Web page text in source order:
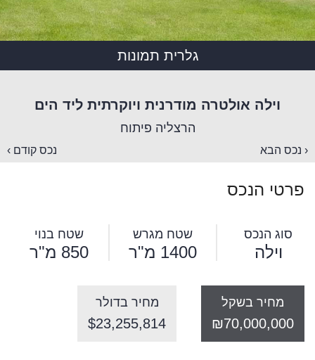
גלרית תמונות
וילה אולטרה מודרנית ויוקרתית ליד הים
הרצליה פיתוח
‹ נכס הבא נכס קודם ›
פרטי הנכס
סוג הנכס
וילה
שטח מגרש
1400 מ"ר
שטח בנוי
850 מ"ר
מחיר בשקל
₪70,000,000
מחיר בדולר
$23,255,814